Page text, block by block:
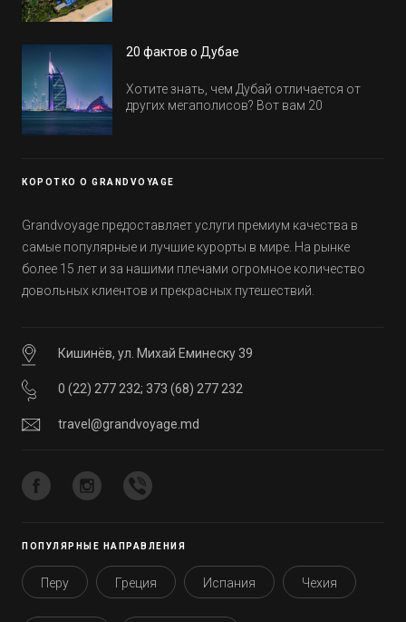
обычно на первые заезды дают промо-
20 фактов о Дубае
Хотите знать, чем Дубай отличается от
других мегаполисов? Вот вам 20
КОРОТКО О GRANDVOYAGE
Grandvoyage предоставляет услуги премиум качества в
самые популярные и лучшие курорты в мире. На рынке
более 15 лет и за нашими плечами огромное количество
довольных клиентов и прекрасных путешествий.
Кишинёв, ул. Михай Еминеску 39
0 (22) 277 232; 373 (68) 277 232
travel@grandvoyage.md
ПОПУЛЯРНЫЕ НАПРАВЛЕНИЯ
Перу Греция Испания Чехия